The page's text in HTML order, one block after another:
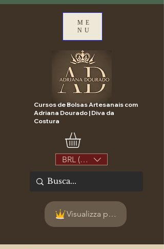
ME
NU
Cursos de Bolsas Artesanais com
Adriana Dourado | Diva da
Costura
BRL (R$)
Visualizza punti